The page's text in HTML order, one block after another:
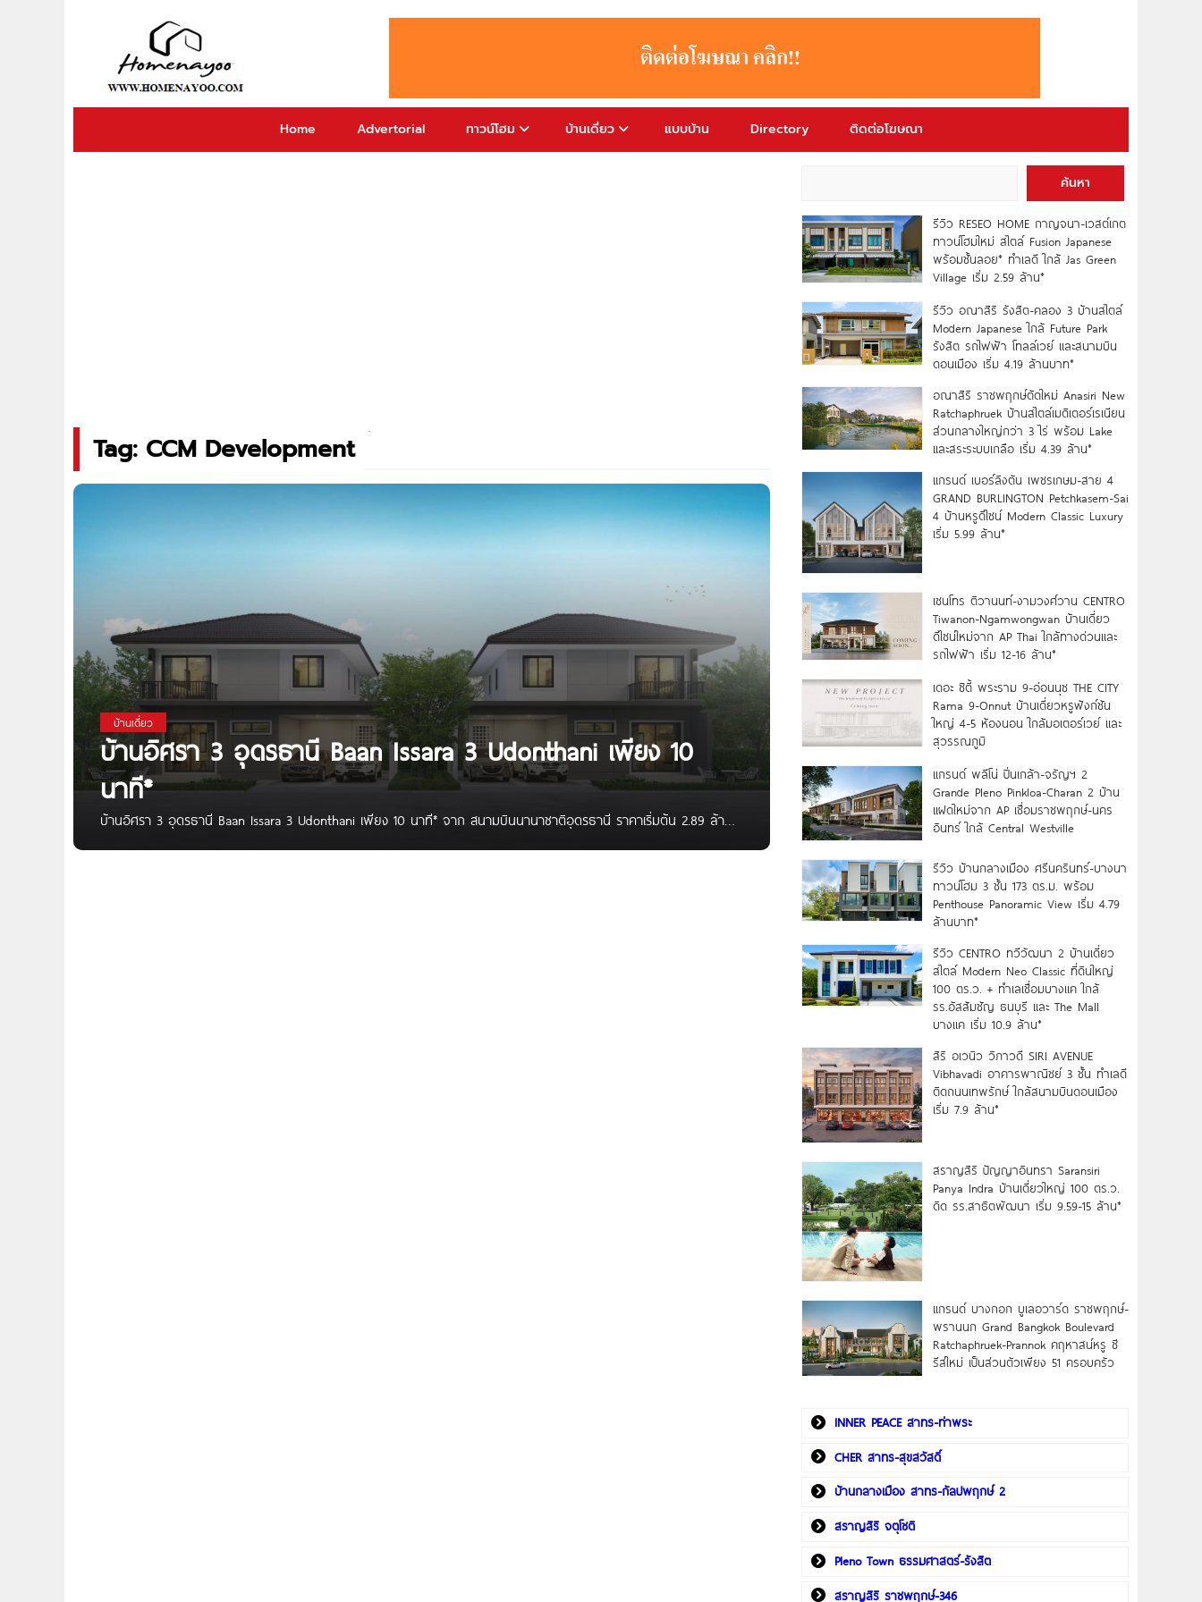
Home Advertorial ทาวน์โฮม บ้านเดี่ยว แบบบ้าน Directory ติดต่อโฆษณา
Tag: CCM Development
บ้านเดี่ยว
บ้านอิศรา 3 อุดรธานี Baan Issara 3 Udonthani เพียง 10
นาที*
บ้านอิศรา 3 อุดรธานี Baan Issara 3 Udonthani เพียง 10 นาที* จาก สนามบินนานาชาติอุดรธานี ราคาเริ่มต้น 2.89 ล้าน
ค้นหา
รีวิว RESEO HOME กาญจนา-เวสต์เกต
ทาวน์โฮมใหม่ สไตล์ Fusion Japanese
พร้อมชั้นลอย* ทำเลดี ใกล้ Jas Green
Village เริ่ม 2.59 ล้าน*
รีวิว อณาสิริ รังสิต-คลอง 3 บ้านสไตล์
Modern Japanese ใกล้ Future Park
รังสิต รถไฟฟ้า โทลล์เวย์ และสนามบิน
ดอนเมือง เริ่ม 4.19 ล้านบาท*
อณาสิริ ราชพฤกษ์ตัดใหม่ Anasiri New
Ratchaphruek บ้านสไตล์เมดิเตอร์เรเนียน
ส่วนกลางใหญ่กว่า 3 ไร่ พร้อม Lake
และสระระบบเกลือ เริ่ม 4.39 ล้าน*
แกรนด์ เบอร์ลิงตัน เพชรเกษม-สาย 4
GRAND BURLINGTON Petchkasem-Sai
4 บ้านหรูดีไซน์ Modern Classic Luxury
เริ่ม 5.99 ล้าน*
เซนโทร ติวานนท์-งามวงศ์วาน CENTRO
Tiwanon-Ngamwongwan บ้านเดี่ยว
ดีไซน์ใหม่จาก AP Thai ใกล้ทางด่วนและ
รถไฟฟ้า เริ่ม 12-16 ล้าน*
เดอะ ซิตี้ พระราม 9-อ่อนนุช THE CITY
Rama 9-Onnut บ้านเดี่ยวหรูฟังก์ชัน
ใหญ่ 4-5 ห้องนอน ใกล้มอเตอร์เวย์ และ
สุวรรณภูมิ
แกรนด์ พลีโน่ ปิ่นเกล้า-จรัญฯ 2
Grande Pleno Pinkloa-Charan 2 บ้าน
แฝดใหม่จาก AP เชื่อมราชพฤกษ์-นคร
อินทร์ ใกล้ Central Westville
รีวิว บ้านกลางเมือง ศรีนครินทร์-บางนา
ทาวน์โฮม 3 ชั้น 173 ตร.ม. พร้อม
Penthouse Panoramic View เริ่ม 4.79
ล้านบาท*
รีวิว CENTRO ทวีวัฒนา 2 บ้านเดี่ยว
สไตล์ Modern Neo Classic ที่ดินใหญ่
100 ตร.ว. + ทำเลเชื่อมบางแค ใกล้
รร.อัสสัมชัญ ธนบุรี และ The Mall
บางแค เริ่ม 10.9 ล้าน*
สิริ อเวนิว วิภาวดี SIRI AVENUE
Vibhavadi อาคารพาณิชย์ 3 ชั้น ทำเลดี
ติดถนนเทพรักษ์ ใกล้สนามบินดอนเมือง
เริ่ม 7.9 ล้าน*
สราญสิริ ปัญญาอินทรา Saransiri
Panya Indra บ้านเดี่ยวใหญ่ 100 ตร.ว.
ดิด รร.สาธิตพัฒนา เริ่ม 9.59-15 ล้าน*
แกรนด์ บางกอก บูเลอวาร์ด ราชพฤกษ์-
พรานนก Grand Bangkok Boulevard
Ratchaphruek-Prannok คฤหาสน์หรู ซี
รีส์ใหม่ เป็นส่วนตัวเพียง 51 ครอบครัว
INNER PEACE สาทร-ท่าพระ
CHER สาทร-สุขสวัสดิ์
บ้านกลางเมือง สาทร-กัลปพฤกษ์ 2
สราญสิริ จตุโชติ
Pleno Town ธรรมศาสตร์-รังสิต
สราญสิริ ราชพฤกษ์-346